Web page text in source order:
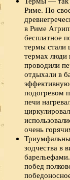
Риме. По
в Риме
бесплатное
термы стали
термах люди
проводили
отдыхали в
эффективную
подогревом
печи
очень
зодчества в
побед